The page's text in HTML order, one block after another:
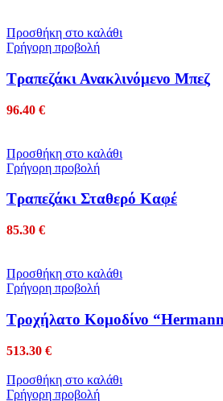
Προσθήκη στο καλάθι
Γρήγορη προβολή
Τραπεζάκι Ανακλινόμενο Μπεζ
96.40 €
Προσθήκη στο καλάθι
Γρήγορη προβολή
Τραπεζάκι Σταθερό Καφέ
85.30 €
Προσθήκη στο καλάθι
Γρήγορη προβολή
Τροχήλατο Κομοδίνο
513.30 €
Προσθήκη στο καλάθι
Γρήγορη προβολή